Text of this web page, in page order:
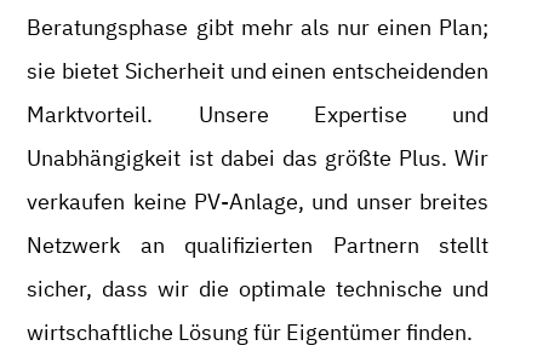
Beratungsphase gibt mehr als nur einen Plan;
sie bietet Sicherheit und einen entscheidenden
Marktvorteil. Unsere Expertise und
Unabhängigkeit ist dabei das größte Plus. Wir
verkaufen keine PV-Anlage, und unser breites
Netzwerk an qualifizierten Partnern stellt
sicher, dass wir die optimale technische und
wirtschaftliche Lösung für Eigentümer finden.